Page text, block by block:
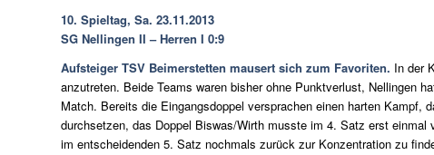
10. Spieltag, Sa. 23.11.2013
SG Nellingen II – Herren I 0:9
Aufsteiger TSV Beimerstetten mausert sich zum Favoriten. In der
anzutreten. Beide Teams waren bisher ohne Punktverlust, Nellingen
Match. Bereits die Eingangsdoppel versprachen einen harten Kampf,
durchsetzen, das Doppel Biswas/Wirth musste im 4. Satz erst
im entscheidenden 5. Satz nochmals zurück zur Konzentration zu